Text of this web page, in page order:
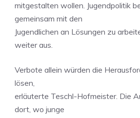
mitgestalten wollen. Jugendpolitik
gemeinsam mit den
Jugendlichen an Lösungen zu
weiter aus.
Verbote allein würden die
lösen,
erläuterte Teschl-Hofmeister. Die
dort, wo junge